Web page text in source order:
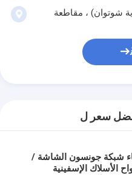
شوتوان) ، مقاطعة
سعر ل
شبكة جونسون الشاشة /
الأسلاك الإسفينية